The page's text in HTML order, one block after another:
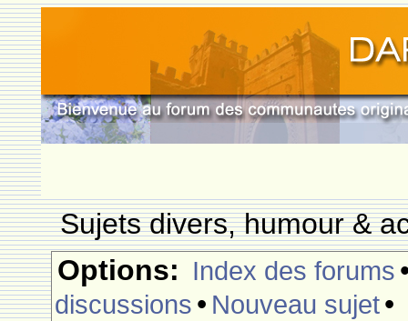
Sujets divers, humour &
Options: Index des forums
discussions • Nouveau sujet•